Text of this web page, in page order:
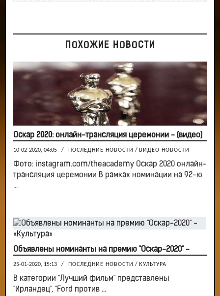
ПОХОЖИЕ НОВОСТИ
Оскар 2020: онлайн-трансляция церемонии - (видео)
10-02-2020, 04:05 / ПОСЛЕДНИЕ НОВОСТИ / ВИДЕО НОВОСТИ
Фото: instagram.com/theacademy Оскар 2020 онлайн-
трансляция церемонии В рамках номинации на 92-ю
...
Объявлены номинанты на премию "Оскар-2020" -
25-01-2020, 15:13 / ПОСЛЕДНИЕ НОВОСТИ / КУЛЬТУРА
В категории "Лучший фильм" представлены
"Ирландец", "Ford против ...